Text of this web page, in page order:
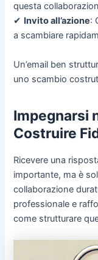
questa
✔ Invito all’azione:
a scambiare
Un’email ben
uno scambio
Impegnarsi
Costruire
Ricevere una
importante, ma è
collaborazione
professionale e
come strutturare